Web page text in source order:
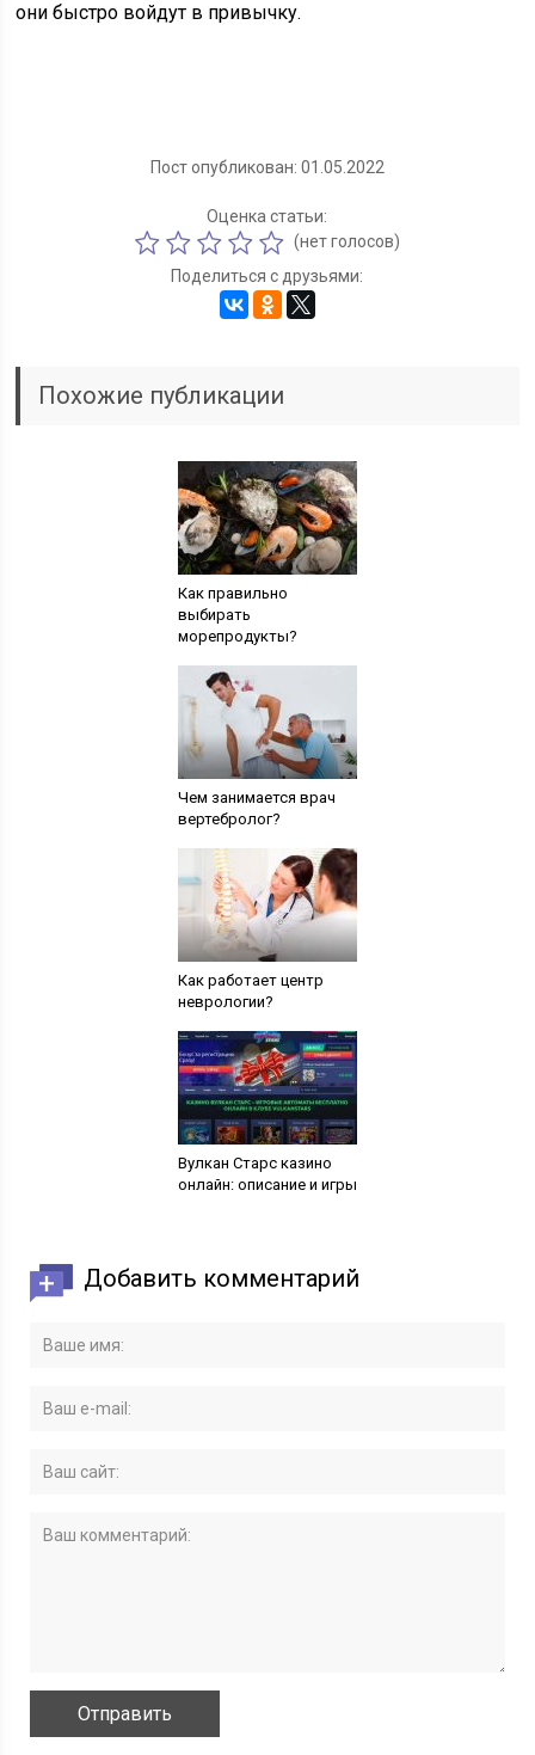
они быстро войдут в привычку.
Пост опубликован: 01.05.2022
Оценка статьи:
(нет голосов)
Поделиться с друзьями:
Похожие публикации
Как правильно
выбирать
морепродукты?
Чем занимается врач
вертебролог?
Как работает центр
неврологии?
Вулкан Старс казино
онлайн: описание и игры
Добавить комментарий